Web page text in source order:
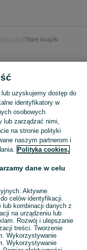
Stare książki
Skorzystaj z największego serwisu ogłoszeniowego w Polsce. Kupuj to, czego pragniesz i sprzedawaj to, czego już nie potrzebujesz w kategorii Stare książki!
uzyskujemy dostęp do
identyfikatory w
osobowych.
lub zarządzać nimi,
na stronie polityki
naszym partnerom i
Polityka cookies,
dane w celu
Aktywne
celów identyfikacji.
lub kombinacji danych z
na urządzeniu lub
Rozwój i ulepszanie
treści. Tworzenie
Wykorzystywanie
Wykorzystywanie